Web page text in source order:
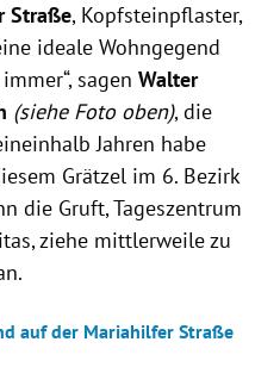
Straße, Kopfsteinpflaster,
ideale Wohngegend
sagen Walter
(siehe Foto oben), die
Jahren habe
Grätzel im 6. Bezirk
die Gruft, Tageszentrum
ziehe mittlerweile zu
auf der Mariahilfer Straße